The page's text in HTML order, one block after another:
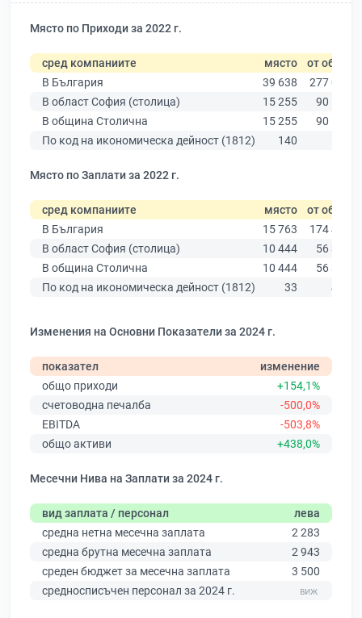
Място по Приходи за 2022 г.
сред компаниите място от общо
В България
39 638
277 019
В област София (столица)
15 255
90 178
В община Столична
15 255
90 178
По код на икономическа дейност (1812)
140
Място по Заплати за 2022 г.
сред компаниите място от общо
В България
15 763
174 403
В област София (столица)
10 444
56 378
В община Столична
10 444
56 378
По код на икономическа дейност (1812)
33 430
Изменения на Основни Показатели за 2024 г.
показател
изменение
общо приходи
+154,1%
счетоводна печалба
-500,0%
EBITDA
-503,8%
общо активи
+438,0%
Месечни Нива на Заплати за 2024 г.
вид заплата / персонал
лева
средна нетна месечна заплата
2 283
средна брутна месечна заплата
2 943
среден бюджет за месечна заплата
3 500
средносписъчен персонал за 2024 г.